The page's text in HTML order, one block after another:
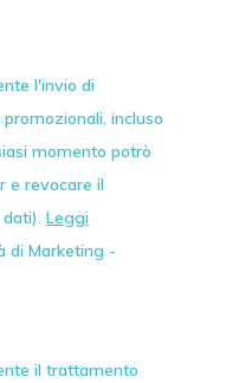
l'invio di
incluso
momento potrò
e revocare il
Leggi
di Marketing -
il trattamento